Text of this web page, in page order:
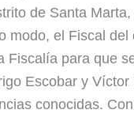
de Santa
modo, el Fiscal del
Fiscalía para que
Escobar y
conocidas.